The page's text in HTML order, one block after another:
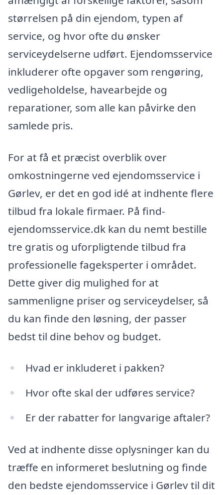
størrelsen på din ejendom, typen af
service, og hvor ofte du ønsker
serviceydelserne udført. Ejendomsservice
inkluderer ofte opgaver som rengøring,
vedligeholdelse, havearbejde og
reparationer, som alle kan påvirke den
samlede pris.
For at få et præcist overblik over
omkostningerne ved ejendomsservice i
Gørlev, er det en god idé at indhente flere
tilbud fra lokale firmaer. På find-
ejendomsservice.dk kan du nemt bestille
tre gratis og uforpligtende tilbud fra
professionelle fageksperter i området.
Dette giver dig mulighed for at
sammenligne priser og serviceydelser, så
du kan finde den løsning, der passer
bedst til dine behov og budget.
Hvad er inkluderet i pakken?
Hvor ofte skal der udføres service?
Er der rabatter for langvarige aftaler?
Ved at indhente disse oplysninger kan du
træffe en informeret beslutning og finde
den bedste ejendomsservice i Gørlev til dit